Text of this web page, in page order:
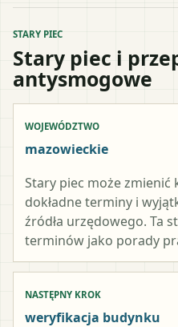
STARY PIEC
Stary piec i
antysmogowe
WOJEWÓDZTWO
mazowieckie
Stary piec może zmienić
dokładne terminy i
źródła urzędowego. Ta
terminów jako porady
NASTĘPNY KROK
weryfikacja budynku